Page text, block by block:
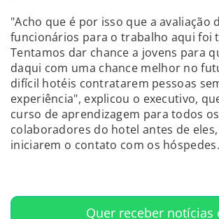
"Acho que é por isso que a avaliação
funcionários para o trabalho aqui foi
Tentamos dar chance a jovens para
daqui com uma chance melhor no
difícil hotéis contratarem pessoas
experiência", explicou o executivo,
curso de aprendizagem para todos
colaboradores do hotel antes de
iniciarem o contato com os hóspedes.
Quer receber notícias